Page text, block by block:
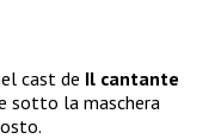
cast de Il cantante
sotto la maschera